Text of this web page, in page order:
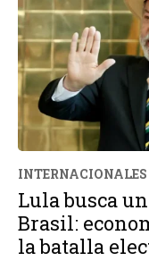
INTERNACIONALES
Lula busca
Brasil:
la batalla